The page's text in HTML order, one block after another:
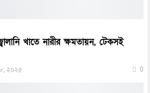
খাতে নারীর ক্ষমতায়ন, টেকসই
৮, ২০২৫ 0